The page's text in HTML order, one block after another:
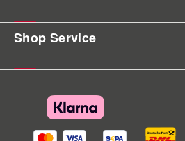
Shop Service